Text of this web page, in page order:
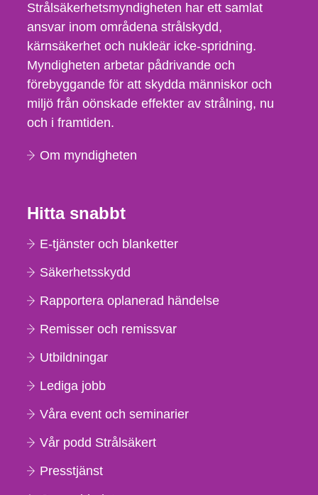
Strålsäkerhetsmyndigheten har ett samlat
ansvar inom områdena strålskydd,
kärnsäkerhet och nukleär icke-spridning.
Myndigheten arbetar pådrivande och
förebyggande för att skydda människor och
miljö från oönskade effekter av strålning, nu
och i framtiden.
Om myndigheten
Hitta snabbt
E-tjänster och blanketter
Säkerhetsskydd
Rapportera oplanerad händelse
Remisser och remissvar
Utbildningar
Lediga jobb
Våra event och seminarier
Vår podd Strålsäkert
Presstjänst